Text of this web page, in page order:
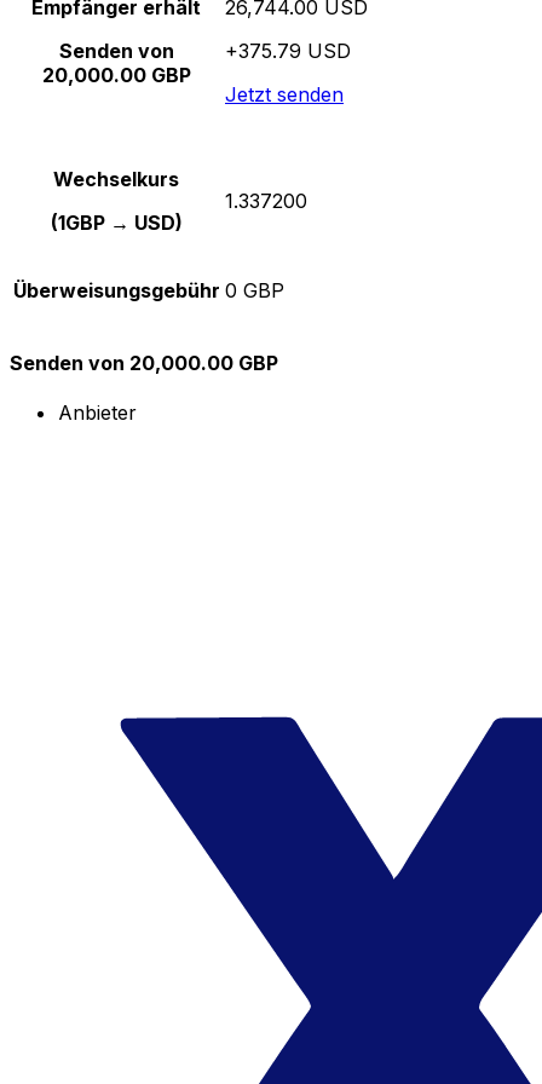
Empfänger erhält
Senden von
20,000.00 GBP
26,744.00 USD
+375.79 USD
Jetzt senden
Wechselkurs
(1GBP → USD)
1.337200
Überweisungsgebühr 0 GBP
Senden von 20,000.00 GBP
Anbieter